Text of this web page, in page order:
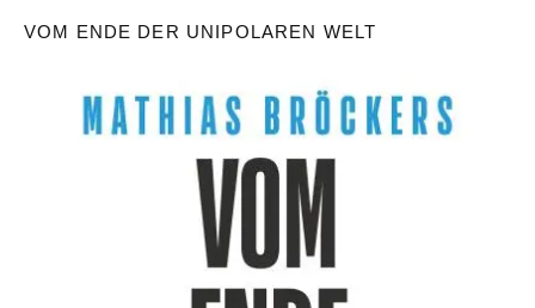
VOM ENDE DER UNIPOLAREN WELT